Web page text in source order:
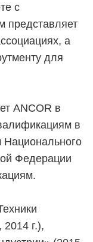
с
представляет
а
для
ANCOR в
в
Национального
Федерации
2014 г.),